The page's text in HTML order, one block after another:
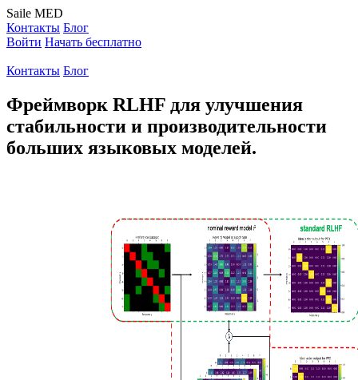
Saile MED
Контакты Блог
Войти Начать бесплатно
Контакты Блог
Фреймворк RLHF для улучшения
стабильности и производительности
больших языковых моделей.